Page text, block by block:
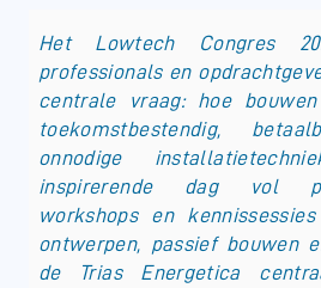
Het Lowtech Congres
professionals en
centrale vraag: hoe
toekomstbestendig,
onnodige
inspirerende dag vol
workshops en
ontwerpen, passief bouwen
de Trias Energetica